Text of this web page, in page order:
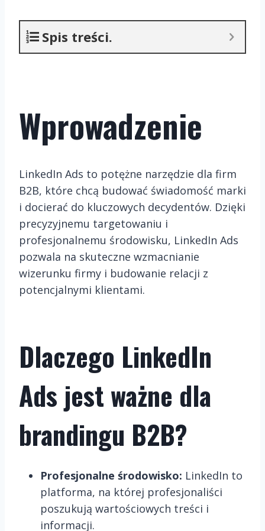
Spis treści.
Wprowadzenie
LinkedIn Ads to potężne narzędzie dla firm
B2B, które chcą budować świadomość marki
i docierać do kluczowych decydentów. Dzięki
precyzyjnemu targetowaniu i
profesjonalnemu środowisku, LinkedIn Ads
pozwala na skuteczne wzmacnianie
wizerunku firmy i budowanie relacji z
potencjalnymi klientami.
Dlaczego LinkedIn
Ads jest ważne dla
brandingu B2B?
Profesjonalne środowisko: LinkedIn to
platforma, na której profesjonaliści
poszukują wartościowych treści i
informacji.